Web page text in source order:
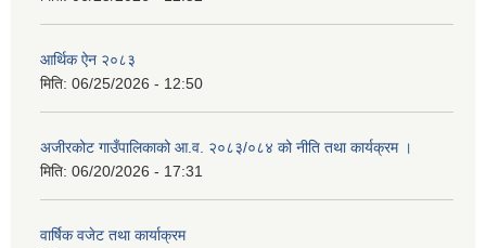
आर्थिक ऐन २०८३
मिति: 06/25/2026 - 12:50
अजीरकोट गाउँपालिकाको आ.व. २०८३/०८४ को नीति तथा कार्यक्रम ।
मिति: 06/20/2026 - 17:31
वार्षिक वजेट तथा कार्याक्रम